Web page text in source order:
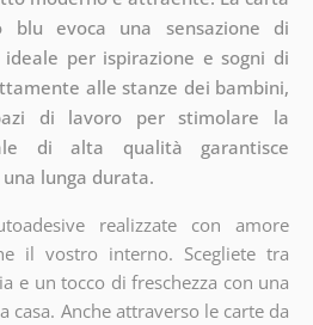
blu evoca una sensazione di
per ispirazione e sogni di
alle stanze dei bambini,
di lavoro per stimolare la
di alta qualità garantisce
lunga durata.
realizzate con amore
il vostro interno. Scegliete tra
e un tocco di freschezza con una
casa. Anche attraverso le carte da